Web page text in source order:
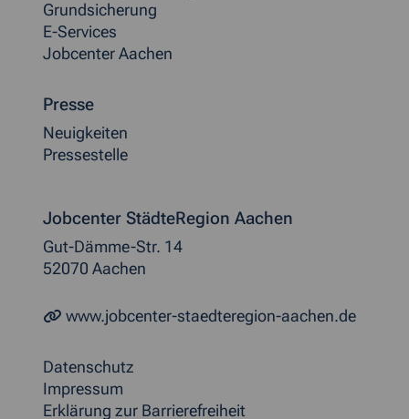
Grundsicherung
E-Services
Jobcenter Aachen
Presse
Neuigkeiten
Pressestelle
Jobcenter StädteRegion Aachen
Gut-Dämme-Str. 14
52070 Aachen
www.jobcenter-staedteregion-aachen.de
Datenschutz
Impressum
Erklärung zur Barrierefreiheit